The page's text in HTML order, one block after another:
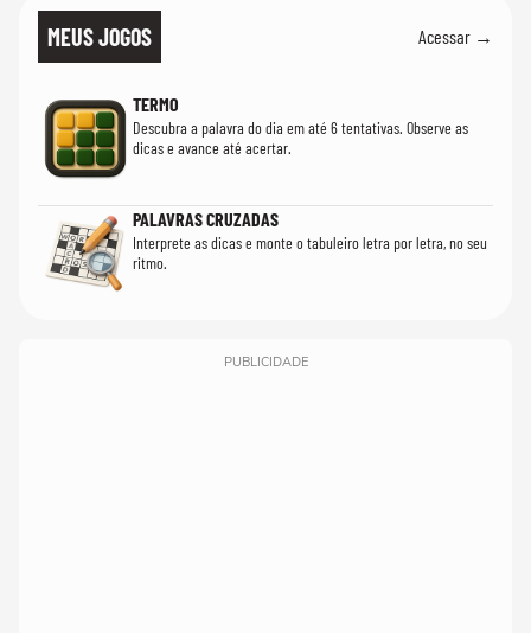
MEUS JOGOS Acessar →
TERMO
Descubra a palavra do dia em até 6 tentativas. Observe as
dicas e avance até acertar.
PALAVRAS CRUZADAS
Interprete as dicas e monte o tabuleiro letra por letra, no seu
ritmo.
PUBLICIDADE